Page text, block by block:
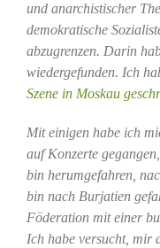
und anarchistischer
demokratische
abzugrenzen. Darin
wiedergefunden. Ich
Szene in Moskau
Mit einigen habe ich
auf Konzerte
bin herumgefahren,
bin nach Burjatien
Föderation mit einer
Ich habe versucht, mir